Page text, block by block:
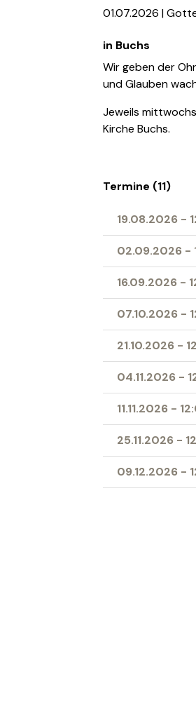
01.07.2026 |
in Buchs
Wir geben der
und Glauben
Jeweils
Kirche Buchs.
Termine (11)
19.08.2026 -
02.09.2026 -
16.09.2026 -
07.10.2026 -
21.10.2026 -
04.11.2026 -
11.11.2026 -
25.11.2026 -
09.12.2026 -